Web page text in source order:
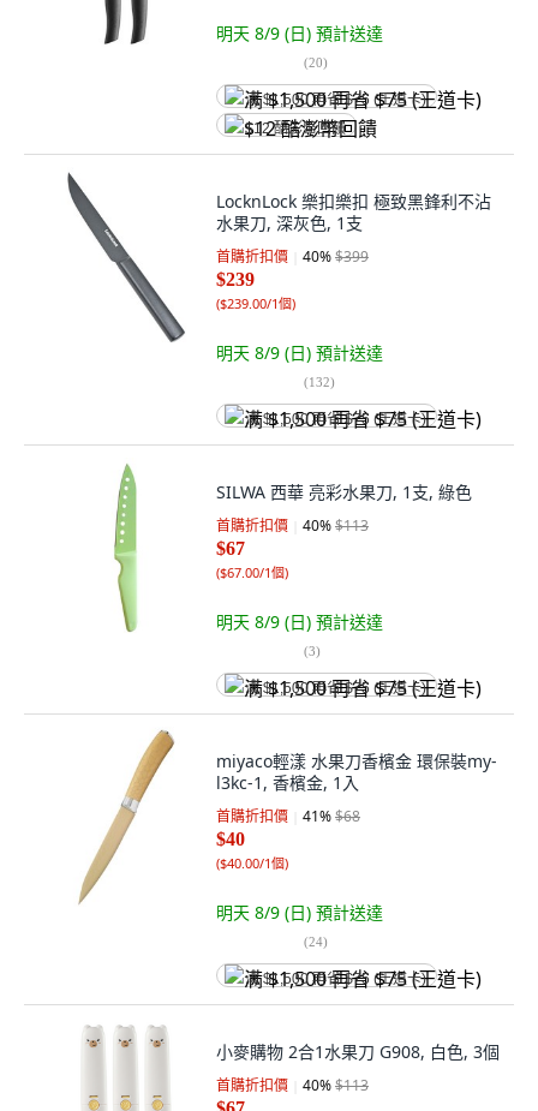
明天 8/9 (日) 預計送達
(20)
满 $1,500 再省 $75 (王道卡)
$12 酷澎幣回饋
LocknLock 樂扣樂扣 極致黑鋒利不沾
水果刀, 深灰色, 1支
首購折扣價 40%$399
$239
($239.00/1個)
明天 8/9 (日) 預計送達
(132)
满 $1,500 再省 $75 (王道卡)
SILWA 西華 亮彩水果刀, 1支, 綠色
首購折扣價 40%$113
$67
($67.00/1個)
明天 8/9 (日) 預計送達
(3)
满 $1,500 再省 $75 (王道卡)
miyaco輕漾 水果刀香檳金 環保裝my-
l3kc-1, 香檳金, 1入
首購折扣價 41%$68
$40
($40.00/1個)
明天 8/9 (日) 預計送達
(24)
满 $1,500 再省 $75 (王道卡)
小麥購物 2合1水果刀 G908, 白色, 3個
首購折扣價 40%$113